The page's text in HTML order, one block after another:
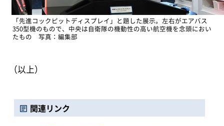
「先進コックピットディスプレイ」と題した展示。左右がエアバス
350型機のもので、中央は自衛隊の機動性の高い航空機を念頭におい
たもの 写真：編集部
（以上）
関連リンク